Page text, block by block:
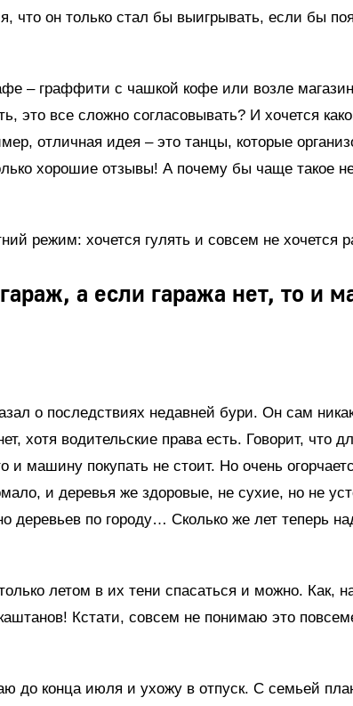
что он только стал бы выигрывать, если бы
– граффити с чашкой кофе или возле
это все сложно согласовывать? И хочется
отличная идея – это танцы, которые
хорошие отзывы! А почему бы чаще такое
режим: хочется гулять и совсем не хочется
а если гаража нет, то и
о последствиях недавней бури. Он сам
хотя водительские права есть. Говорит, что
и машину покупать не стоит. Но очень
и деревья же здоровые, не сухие, но не
деревьев по городу… Сколько же лет теперь
летом в их тени спасаться и можно. Как,
Кстати, совсем не понимаю это
до конца июля и ухожу в отпуск. С семьей